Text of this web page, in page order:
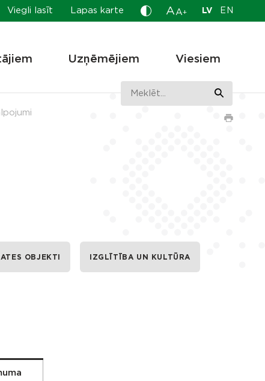
Viegli lasīt Lapas karte A A+ LV EN
Uzņēmējiem Viesiem
OBJEKTI IZGLĪTĪBA UN KULTŪRA